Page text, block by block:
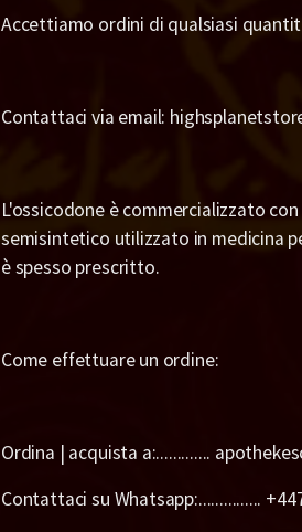
Accettiamo ordini di qualsiasi
Contattaci via email:
L'ossicodone è commercializzato
semisintetico utilizzato in medicina
è spesso prescritto.
Come effettuare un ordine:
Ordina | acquista a:.............
Contattaci su Whatsapp:...............